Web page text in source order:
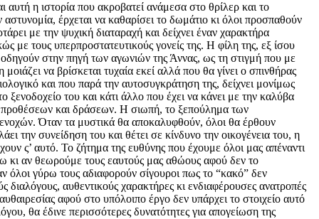
η ιστορία που ακροβατεί ανάμεσα στο θρίλερ και το
έρχεται να καθαρίσει το δωμάτιο κι όλοι προσπαθούν
με την ψυχική διαταραχή και δείχνει έναν χαρακτήρα
με τους υπερπροστατευτικούς γονείς της. Η φίλη της, εξ ίσου
οδηγούν στην πηγή των αγωνιών της Άννας, ως τη στιγμή που με
να βρίσκεται τυχαία εκεί αλλά που θα γίνει ο σπινθήρας
και που παρά την αυτοσυγκράτηση της, δείχνει μονίμως
ξενοδοχείο του και κάτι άλλο που έχει να κάνει με την καλύβα
προθέσεων και δράσεων. Η σιωπή, το ξεπούλημα των
Όταν τα μυστικά θα αποκαλυφθούν, όλοι θα έρθουν
την συνείδηση του και θέτει σε κίνδυνο την οικογένεια του, η
ς’ αυτό. Το ζήτημα της ευθύνης που έχουμε όλοι μας απέναντι
κι αν θεωρούμε τους εαυτούς μας αθώους αφού δεν το
όλοι γύρω τους αδιαφορούν σίγουροι πως το “κακό” δεν
διαλόγους, αυθεντικούς χαρακτήρες κι ενδιαφέρουσες ανατροπές
αφού στο υπόλοιπο έργο δεν υπάρχει το στοιχείο αυτό
θα έδινε περισσότερες δυνατότητες για απογείωση της